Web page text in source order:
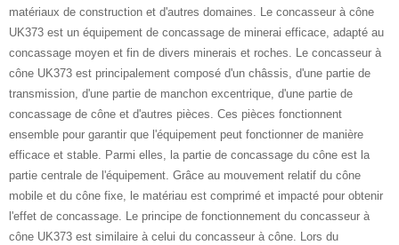
matériaux de construction et d'autres domaines. Le concasseur à cône
UK373 est un équipement de concassage de minerai efficace, adapté au
concassage moyen et fin de divers minerais et roches. Le concasseur à
cône UK373 est principalement composé d'un châssis, d'une partie de
transmission, d'une partie de manchon excentrique, d'une partie de
concassage de cône et d'autres pièces. Ces pièces fonctionnent
ensemble pour garantir que l'équipement peut fonctionner de manière
efficace et stable. Parmi elles, la partie de concassage du cône est la
partie centrale de l'équipement. Grâce au mouvement relatif du cône
mobile et du cône fixe, le matériau est comprimé et impacté pour obtenir
l'effet de concassage. Le principe de fonctionnement du concasseur à
cône UK373 est similaire à celui du concasseur à cône. Lors du